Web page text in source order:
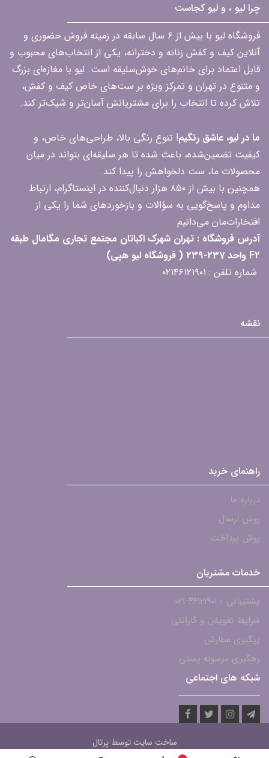
چرا لیو ، و لیو کجاست
فروشگاه لیو با بیش از ۶ سال سابقه در زمینه فروش حضوری و
آنلاین کیف و کفش زنانه و دخترانه، یکی از انتخاب‌های محبوب و
قابل اعتماد برای خانم‌های خوش‌سلیقه است. لیو با مغازه‌ای بزرگ
و متنوع در تهران و تمرکز ویژه بر ست‌های خاص کیف و کفش،
تلاش کرده تا انتخاب را برای مشتریانش آسان‌تر و شیک‌تر کند.
ما در لیو، عاشق رنگیم! تنوع رنگی بالا، طراحی‌های خاص، و
کیفیت تضمین‌شده، باعث شده تا هر سلیقه‌ای بتواند در میان
محصولات ما، ست دلخواهش را پیدا کند.
همچنین با بیش از ۸۵۰ هزار دنبال‌کننده در اینستاگرام، ارتباط
مداوم و پاسخ‌گویی به سؤالات و بازخوردهای شما را یکی از
افتخارات‌مان می‌دانیم
آدرس فروشگاه : تهران شهرک اکباتان مجتمع تجاری مگامال طبقه
F2 واحد 237-239 ( فروشگاه لیو هپی)
شماره تلفن : ۰۲۱۴۶۱۲۱۹۰۱
نقشه
راهنمای خرید
درباره ما
روش ارسال
روش پرداخت
خدمات مشتریان
پشتیبانی - ۴۶۱۲۱۹۰۱-021
شرایط تعویض و گارانتی
پیگیری سفارش
رهگیری مرسوله پستی
شبکه های اجتماعی
ساخت سایت توسطپرتال